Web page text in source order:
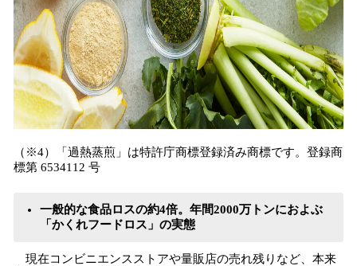
（※4）「過熱蒸煎」は特許庁商標登録済み商標です。登録商
標第 6534112 号
一般的な食品ロスの約4倍。年間2000万トンにおよぶ
「かくれフードロス」の実態
現在コンビニエンスストアや量販店の売れ残りなど、本来